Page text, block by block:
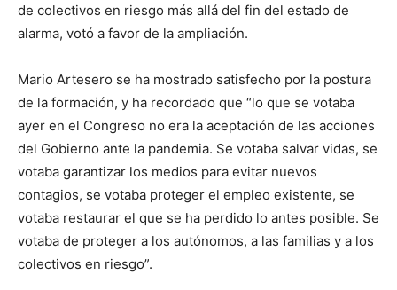
de colectivos en riesgo más allá del fin del estado de
alarma, votó a favor de la ampliación.
Mario Artesero se ha mostrado satisfecho por la postura
de la formación, y ha recordado que “lo que se votaba
ayer en el Congreso no era la aceptación de las acciones
del Gobierno ante la pandemia. Se votaba salvar vidas, se
votaba garantizar los medios para evitar nuevos
contagios, se votaba proteger el empleo existente, se
votaba restaurar el que se ha perdido lo antes posible. Se
votaba de proteger a los autónomos, a las familias y a los
colectivos en riesgo”.